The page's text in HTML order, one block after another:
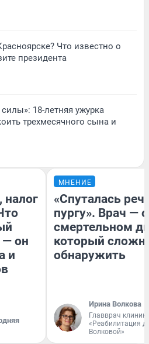
Что известно о
президента
18-летняя ужурка
трехмесячного сына и
налог
— он
и
МНЕНИЕ
«Спуталась
пургу». Врач — о
смертельном
который
обнаружить
Ирина Волкова
Главврач
«Реабилитация
Волковой»